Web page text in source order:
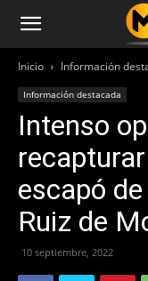
Inicio Información
Información destacada
Intenso
escapó
Ruiz de
10 septiembre, 2022